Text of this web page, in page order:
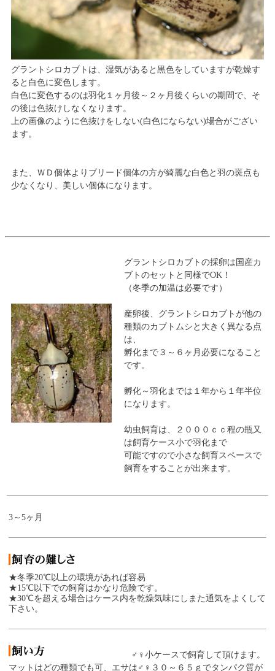
グラントシロカブトは、湿気があると黒色をしていますが乾燥す
ると白色に変色します。
白色に変色するのは羽化１ヶ月後～２ヶ月後くらいの期間で、そ
の後は色抜けしなくなります。
上の画像のように色抜けをしない(白色にならない)場合がござい
ます。
また、ＷＤ個体よりブリード個体の方が綺麗な白色と羽の斑点も
少なくなり、美しい個体になります。
グラントシロカブトの採卵は国産カ
ブトのセットと同様でOK！
（冬季の加温は必要です）
産卵後、グラントシロカブトが他の
種類のカブトムシと大きく異なる点
は、
孵化まで３～６ヶ月必要になること
です。
孵化～羽化までは１年から１年半位
になります。
幼虫飼育は、２０００ｃｃ程の瓶又
は飼育ケース小で羽化まで
可能ですので小さな飼育スペースで
飼育をすることが出来ます。
3～5ヶ月
★冬季20℃以上の環境があれば容易
★15℃以下での飼育はかなり危険です。
★30℃を超える場合はケース内を乾燥気味にしまた通気をよくして
下さい。
♂♀小ケースで飼育して頂けます。
マットはどの種類でも可、エサは♂♀３０～６５ｇでタンパク質が